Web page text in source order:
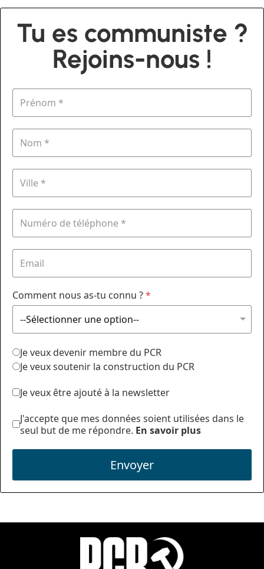
Tu es communiste ?
Rejoins-nous !
Comment nous as-tu connu ?*
Je veux devenir membre du PCR
Je veux soutenir la construction du PCR
Je veux être ajouté à la newsletter
J'accepte que mes données soient utilisées dans le
seul but de me répondre. En savoir plus
Envoyer